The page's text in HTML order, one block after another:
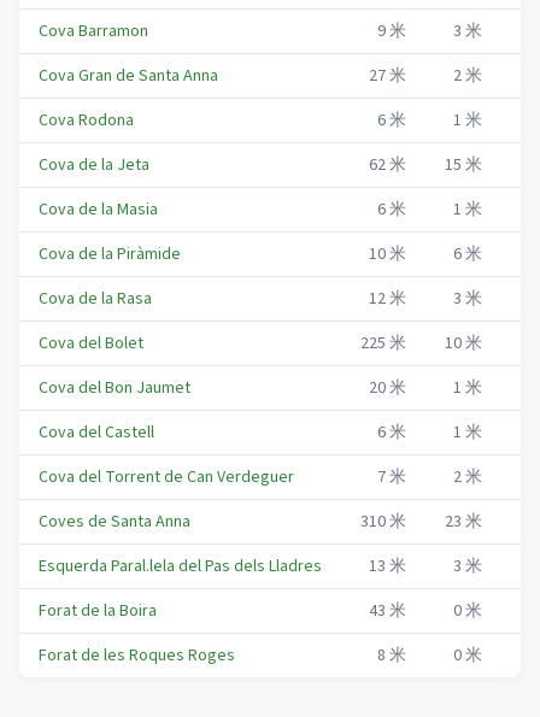
Cova Barramon
9米 3 米
Cova Gran de Santa Anna
27米 2米
Cova Rodona
6米 1 米
Cova de la Jeta
62米 15 米
Cova de la Masia
6米 1 米
Cova de la Piràmide
10米 6米
Cova de la Rasa
12米 3 米
Cova del Bolet
225 米 10米
Cova del Bon Jaumet
20米 1 米
Cova del Castell
6米 1 米
Cova del Torrent de Can Verdeguer
7米 2米
Coves de Santa Anna
310米 23 米
Esquerda Paral.lela del Pas dels Lladres
13 米 3 米
Forat de la Boira
43 米 0米
Forat de les Roques Roges
8 米 0米